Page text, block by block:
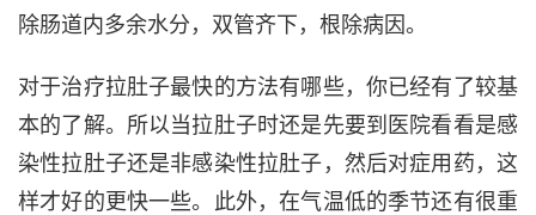
除肠道内多余水分，双管齐下，根除病因。
对于治疗拉肚子最快的方法有哪些，你已经有了较基
本的了解。所以当拉肚子时还是先要到医院看看是感
染性拉肚子还是非感染性拉肚子，然后对症用药，这
样才好的更快一些。此外，在气温低的季节还有很重